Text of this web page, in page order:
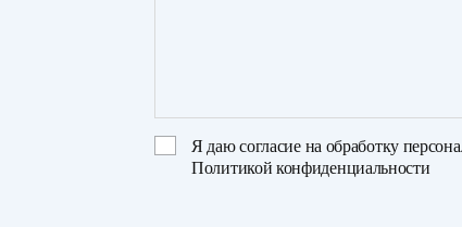
Я даюсогласие на обработку
Политикой конфиденциальности